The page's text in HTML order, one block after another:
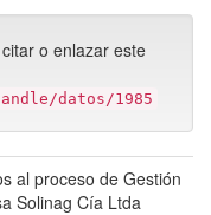
o enlazar este
datos/1985
al proceso de Gestión
Solinag Cía Ltda